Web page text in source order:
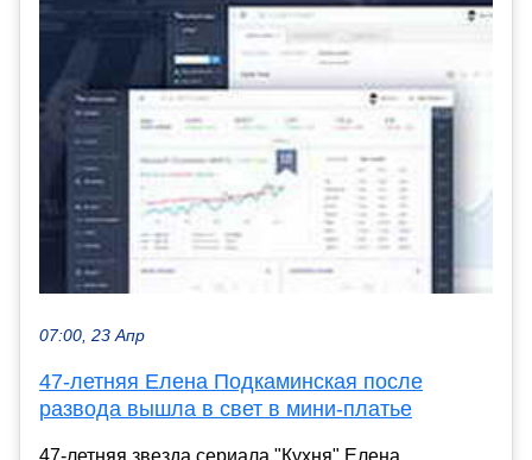
07:00, 23 Апр
47-летняя Елена Подкаминская после
развода вышла в свет в мини-платье
47-летняя звезда сериала "Кухня" Елена